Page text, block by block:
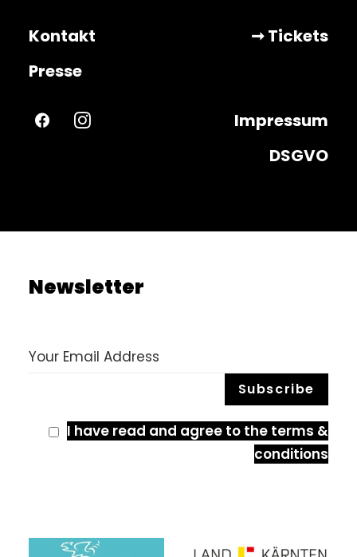
Kontakt
Presse
➞ Tickets
Impressum
DSGVO
Newsletter
I have read and agree to the terms &
conditions